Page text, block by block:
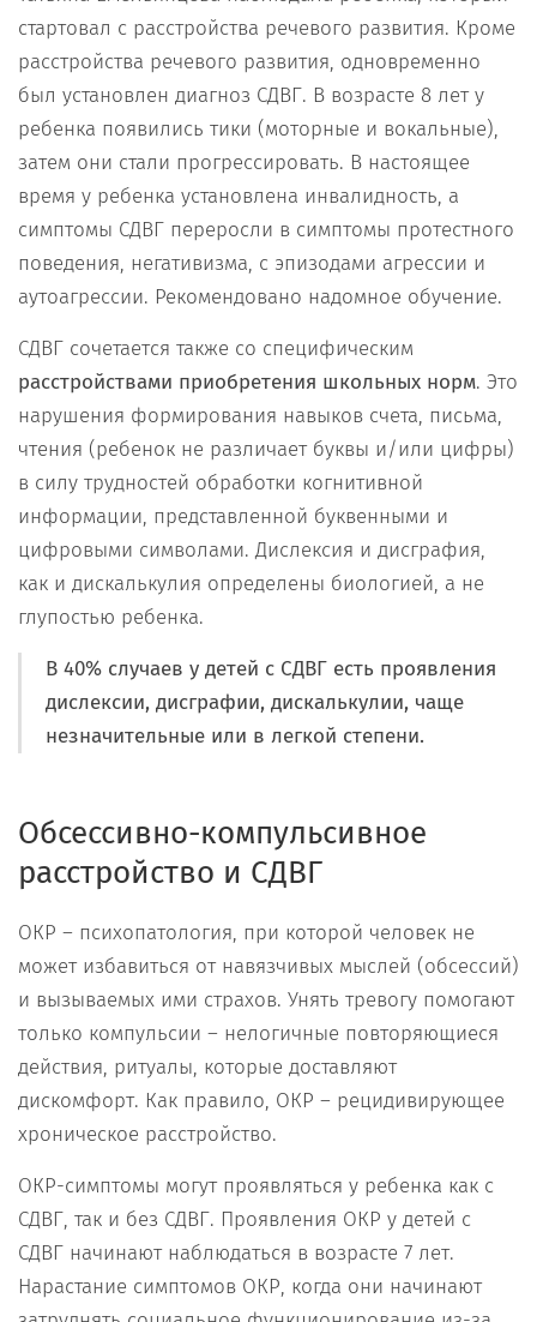
стартовал с расстройства речевого развития. Кроме
расстройства речевого развития, одновременно
был установлен диагноз СДВГ. В возрасте 8 лет у
ребенка появились тики (моторные и вокальные),
затем они стали прогрессировать. В настоящее
время у ребенка установлена инвалидность, а
симптомы СДВГ переросли в симптомы протестного
поведения, негативизма, с эпизодами агрессии и
аутоагрессии. Рекомендовано надомное обучение.
СДВГ сочетается также со специфическим
расстройствами приобретения школьных норм. Это
нарушения формирования навыков счета, письма,
чтения (ребенок не различает буквы и/или цифры)
в силу трудностей обработки когнитивной
информации, представленной буквенными и
цифровыми символами. Дислексия и дисграфия,
как и дискалькулия определены биологией, а не
глупостью ребенка.
В 40% случаев у детей с СДВГ есть проявления
дислексии, дисграфии, дискалькулии, чаще
незначительные или в легкой степени.
Обсессивно-компульсивное
расстройство и СДВГ
ОКР – психопатология, при которой человек не
может избавиться от навязчивых мыслей (обсессий)
и вызываемых ими страхов. Унять тревогу помогают
только компульсии – нелогичные повторяющиеся
действия, ритуалы, которые доставляют
дискомфорт. Как правило, ОКР – рецидивирующее
хроническое расстройство.
ОКР-симптомы могут проявляться у ребенка как с
СДВГ, так и без СДВГ. Проявления ОКР у детей с
СДВГ начинают наблюдаться в возрасте 7 лет.
Нарастание симптомов ОКР, когда они начинают